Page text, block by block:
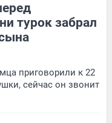
турок забрал
приговорили к 22
сейчас он звонит